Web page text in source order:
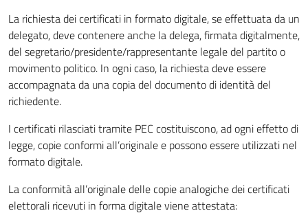
La richiesta dei certificati in formato digitale, se effettuata da un
delegato, deve contenere anche la delega, firmata digitalmente,
del segretario/presidente/rappresentante legale del partito o
movimento politico. In ogni caso, la richiesta deve essere
accompagnata da una copia del documento di identità del
richiedente.
I certificati rilasciati tramite PEC costituiscono, ad ogni effetto di
legge, copie conformi all’originale e possono essere utilizzati nel
formato digitale.
La conformità all’originale delle copie analogiche dei certificati
elettorali ricevuti in forma digitale viene attestata: